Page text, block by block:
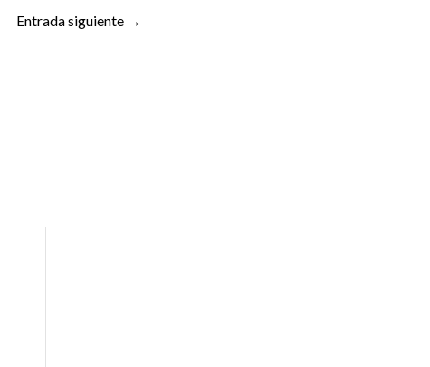
Entrada siguiente →